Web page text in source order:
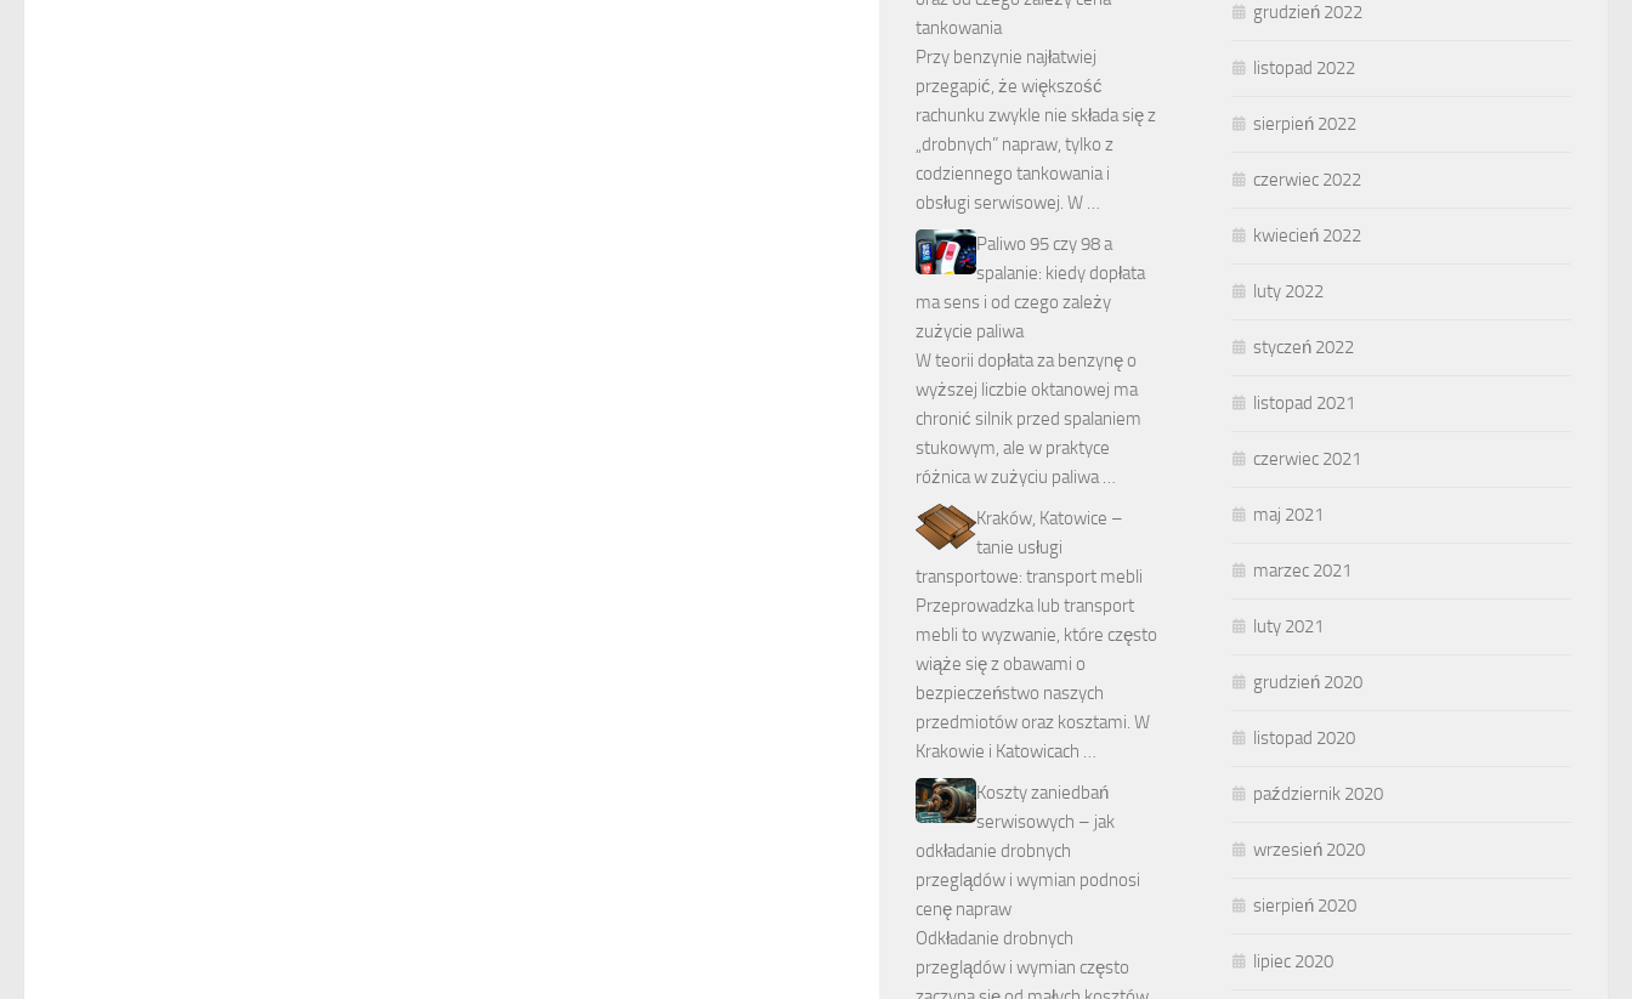
grudzień 2022
listopad 2022
sierpień 2022
czerwiec 2022
kwiecień 2022
luty 2022
styczeń 2022
listopad 2021
czerwiec 2021
maj 2021
marzec 2021
luty 2021
grudzień 2020
listopad 2020
październik 2020
wrzesień 2020
sierpień 2020
lipiec 2020
tankowania
Przy benzynie najłatwiej
przegapić, że większość
rachunku zwykle nie składa się z
„drobnych” napraw, tylko z
codziennego tankowania i
obsługi serwisowej. W …
Paliwo 95 czy 98 a
spalanie: kiedy dopłata
ma sens i od czego zależy
zużycie paliwa
W teorii dopłata za benzynę o
wyższej liczbie oktanowej ma
chronić silnik przed spalaniem
stukowym, ale w praktyce
różnica w zużyciu paliwa …
Kraków, Katowice –
tanie usługi
transportowe: transport mebli
Przeprowadzka lub transport
mebli to wyzwanie, które często
wiąże się z obawami o
bezpieczeństwo naszych
przedmiotów oraz kosztami. W
Krakowie i Katowicach …
Koszty zaniedbań
serwisowych – jak
odkładanie drobnych
przeglądów i wymian podnosi
cenę napraw
Odkładanie drobnych
przeglądów i wymian często